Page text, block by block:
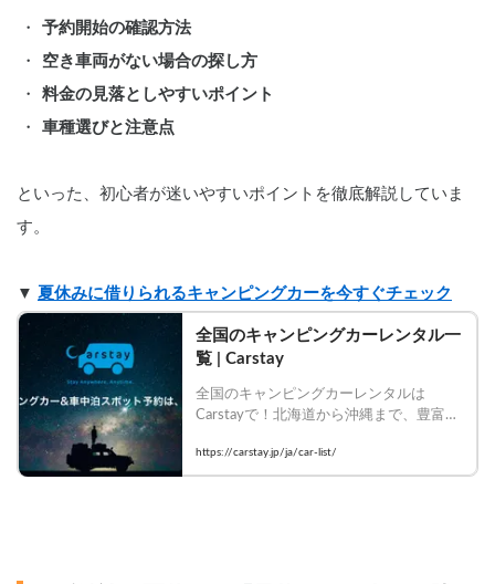
予約開始の確認方法
空き車両がない場合の探し方
料金の見落としやすいポイント
車種選びと注意点
といった、初心者が迷いやすいポイントを徹底解説していま
す。
▼ 夏休みに借りられるキャンピングカーを今すぐチェック
全国のキャンピングカーレンタル一
覧 | Carstay
全国のキャンピングカーレンタルは
Carstayで！北海道から沖縄まで、豊富な
て今すぐ予約！
https://carstay.jp/ja/car-list/